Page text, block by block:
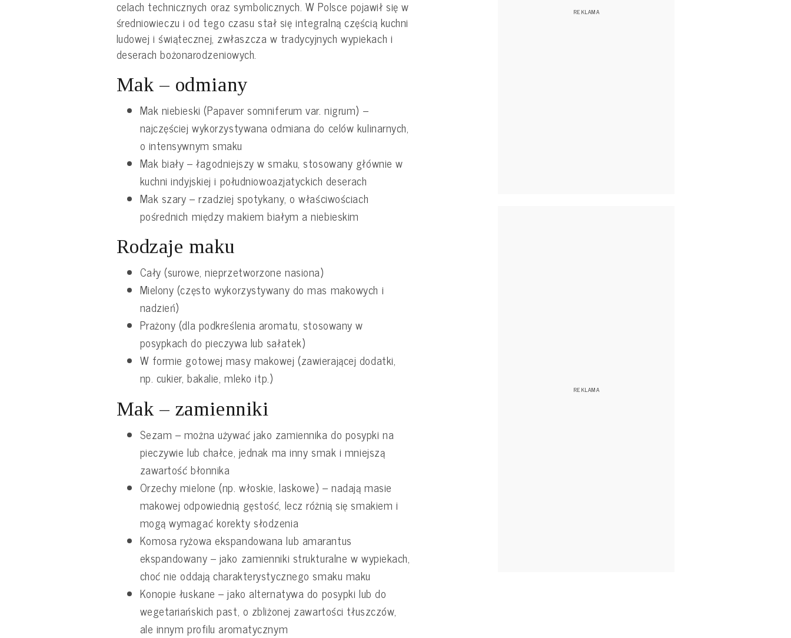
celach technicznych oraz symbolicznych. W Polsce pojawił się w
średniowieczu i od tego czasu stał się integralną częścią kuchni
ludowej i świątecznej, zwłaszcza w tradycyjnych wypiekach i
deserach bożonarodzeniowych.
Mak – odmiany
Mak niebieski (Papaver somniferum var. nigrum) –
najczęściej wykorzystywana odmiana do celów kulinarnych,
o intensywnym smaku
Mak biały – łagodniejszy w smaku, stosowany głównie w
kuchni indyjskiej i południowoazjatyckich deserach
Mak szary – rzadziej spotykany, o właściwościach
pośrednich między makiem białym a niebieskim
Rodzaje maku
Cały (surowe, nieprzetworzone nasiona)
Mielony (często wykorzystywany do mas makowych i
nadzień)
Prażony (dla podkreślenia aromatu, stosowany w
posypkach do pieczywa lub sałatek)
W formie gotowej masy makowej (zawierającej dodatki,
np. cukier, bakalie, mleko itp.)
Mak – zamienniki
Sezam – można używać jako zamiennika do posypki na
pieczywie lub chałce, jednak ma inny smak i mniejszą
zawartość błonnika
Orzechy mielone (np. włoskie, laskowe) – nadają masie
makowej odpowiednią gęstość, lecz różnią się smakiem i
mogą wymagać korekty słodzenia
Komosa ryżowa ekspandowana lub amarantus
ekspandowany – jako zamienniki strukturalne w wypiekach,
choć nie oddają charakterystycznego smaku maku
Konopie łuskane – jako alternatywa do posypki lub do
wegetariańskich past, o zbliżonej zawartości tłuszczów,
ale innym profilu aromatycznym